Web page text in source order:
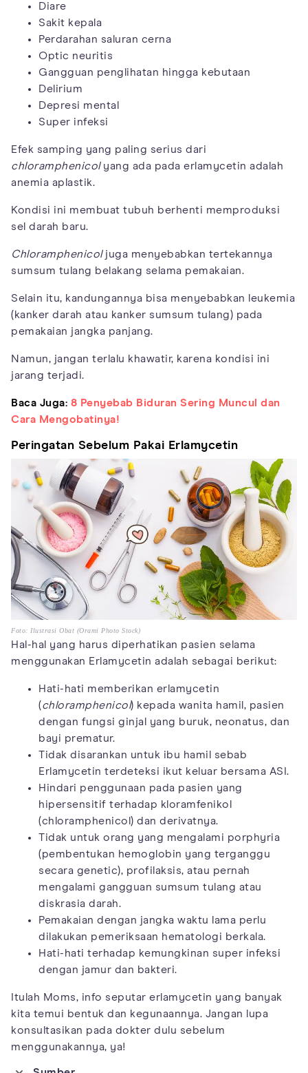
Diare
Sakit kepala
Perdarahan saluran cerna
Optic neuritis
Gangguan penglihatan hingga kebutaan
Delirium
Depresi mental
Super infeksi
Efek samping yang paling serius dari
chloramphenicolyang ada pada erlamycetin adalah
anemia aplastik.
Kondisi ini membuat tubuh berhenti memproduksi
sel darah baru.
Chloramphenicoljuga menyebabkan tertekannya
sumsum tulang belakang selama pemakaian.
Selain itu, kandungannya bisa menyebabkan leukemia
(kanker darah atau kanker sumsum tulang) pada
pemakaian jangka panjang.
Namun, jangan terlalu khawatir, karena kondisi ini
jarang terjadi.
Baca Juga: 8 Penyebab Biduran Sering Muncul dan
Cara Mengobatinya!
Peringatan Sebelum Pakai Erlamycetin
Foto: Ilustrasi Obat (Orami Photo Stock)
Hal-hal yang harus diperhatikan pasien selama
menggunakan Erlamycetin adalah sebagai berikut:
Hati-hati memberikan erlamycetin
(chloramphenicol) kepada wanita hamil, pasien
dengan fungsi ginjal yang buruk, neonatus, dan
bayi prematur.
Tidak disarankan untuk ibu hamil sebab
Erlamycetin terdeteksi ikut keluar bersama ASI.
Hindari penggunaan pada pasien yang
hipersensitif terhadap kloramfenikol
(chloramphenicol) dan derivatnya.
Tidak untuk orang yang mengalami porphyria
(pembentukan hemoglobin yang terganggu
secara genetic), profilaksis, atau pernah
mengalami gangguan sumsum tulang atau
diskrasia darah.
Pemakaian dengan jangka waktu lama perlu
dilakukan pemeriksaan hematologi berkala.
Hati-hati terhadap kemungkinan super infeksi
dengan jamur dan bakteri.
Itulah Moms, info seputar erlamycetin yang banyak
kita temui bentuk dan kegunaannya. Jangan lupa
konsultasikan pada dokter dulu sebelum
menggunakannya, ya!